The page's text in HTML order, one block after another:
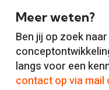
Meer weten?
Ben jij op zoek
langs voor een
contact op via